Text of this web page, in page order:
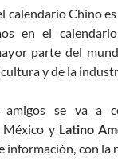
calendario Chino
en el
parte del
y de la
amigos se va a
México y Latino
información, con la